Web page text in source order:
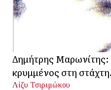
Δημήτρης
κρυμμένος στη
Λίζυ Τσιριμώκου